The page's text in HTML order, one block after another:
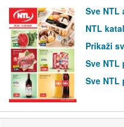
Sve NTL
NTL
Prikaži
Sve NTL
Sve